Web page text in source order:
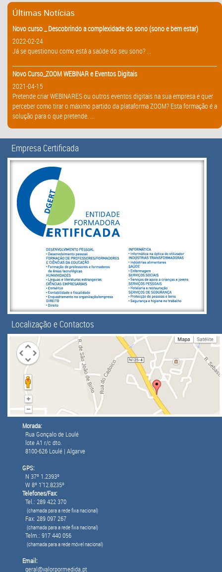
Últimas Notícias
Novo curso _ Descobrindo a complexidade do sono (sono e bem estar)
2022-02-24
Já se questionou como está a saúde do seu sono? ...
Novo Curso_ZOOM WEBINAR e Eventos Digitais
2021-04-15
Pretende criar WEBINARES ou outros eventos digitais na sua empresa e quer
perceber como tirar o máximo partido da plataforma ZOOM? Esta formação é a
solução para o que pretende. ...
Empresa Certificada
Localização e Contactos
Morada:
Rua Gonçalo de Loulé
lote A1 r/c dto.
8100-626 Loulé | Algarve
GPS:
N 37º 1.2393º
W 8º 1'12.8235º
Telefones/Fax:
Tel.: 289 422 370
(chamada para a rede fixa nacional)
Fax: 289 097 267
(chamada para a rede fixa nacional)
Telm.: 917 440 056
(chamada para a rede móvel nacional)
Email:
geral@valorpormedida.pt